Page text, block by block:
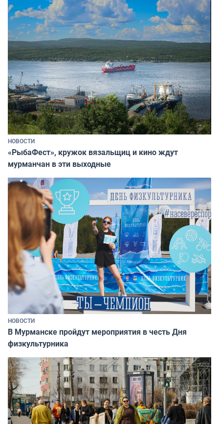
НОВОСТИ
«РыбаФест», кружок вязальщиц и кино ждут
мурманчан в эти выходные
НОВОСТИ
В Мурманске пройдут мероприятия в честь Дня
физкультурника